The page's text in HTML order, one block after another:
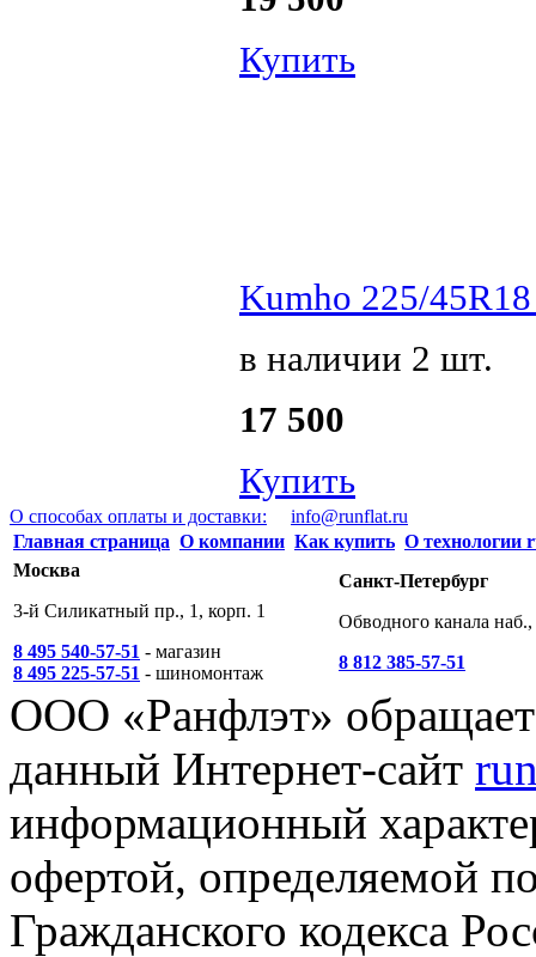
Купить
Kumho 225/
в наличии 2 шт.
17 500
Купить
О способах оплаты и доставки:
info@runflat.ru
Главная страница О компании Как купить О технологии
Москва
3-й Силикатный пр., 1, корп. 1
8 495 540-57-51 - магазин
8 495 225-57-51 - шиномонтаж
Санкт-Петербург
Обводного канала
8 812 385-57-51
ООО «Ранфлэт»
данный Интернет-сайт
информационный
офертой, определяемой
Гражданского кодекса